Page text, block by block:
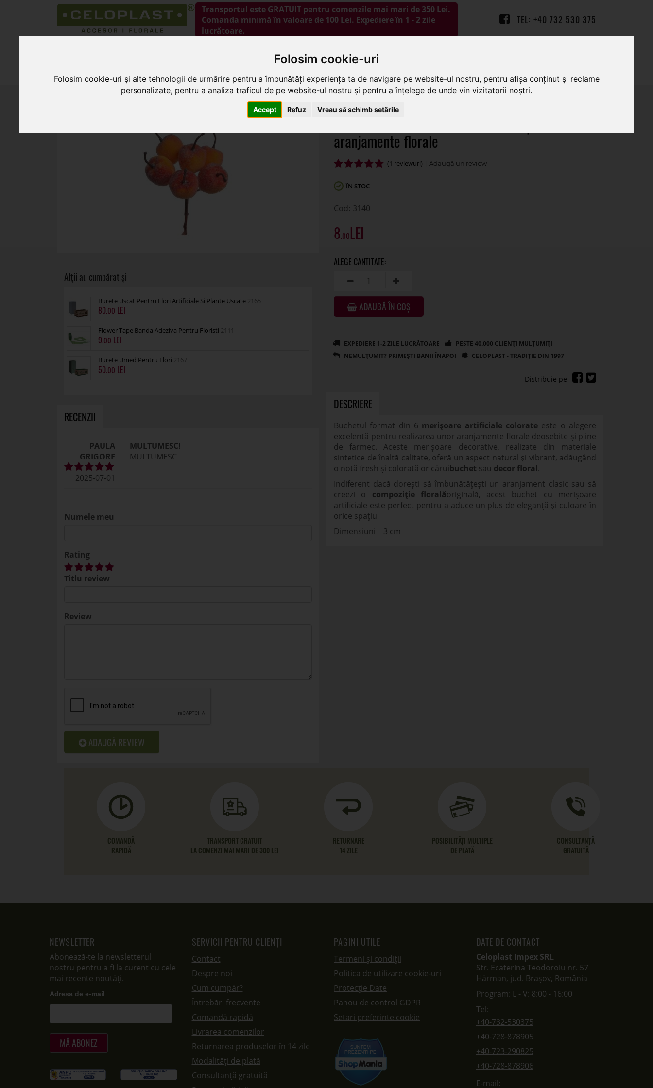
Folosim cookie-uri
Folosim cookie-uri și alte tehnologii de urmărire pentru a îmbunătăți experiența ta de navigare pe website-ul nostru, pentru afișa conținut și reclame
personalizate, pentru a analiza traficul de pe website-ul nostru și pentru a înțelege de unde vin vizitatorii noștri.
Accept Refuz Vreau să schimb setările
Transportul este GRATUIT pentru comenzile mai mari de 350 Lei.
Comanda minimă în valoare de 100 Lei. Expediere în 1 - 2 zile
lucrătoare.
TEL: +40 732 530 375
Flori artificiale » Buchet 6 merisoare artificiale color pentru aranjamente florale
Burete Uscat Pentru Flori Artificiale Si Plante Uscate 2165
80.00
Flower Tape Banda Adeziva Pentru Floristi 2111
9.00
Burete Umed Pentru Flori 2167
50.00
RECENZII
PAULA
GRIGORE
2025-07-01
MULTUMESC!
MULTUMESC
Numele meu
Rating
Titlu review
Review
ADAUGĂ REVIEW
aranjamente florale
(1 reviewuri) |
ÎN STOC
3140
8.00
ADAUGĂ ÎN COȘ
DESCRIERE
Buchetul format din 6 merișoare artificiale colorate este o alegere
excelentă pentru realizarea unor aranjamente florale deosebite și pline
de farmec. Aceste merișoare decorative, realizate din materiale
sintetice de înaltă calitate, oferă un aspect natural și vibrant, adăugând
o notă fresh și colorată oricărui buchet sau decor floral.
Indiferent dacă dorești să îmbunătățești un aranjament clasic sau să
creezi o compoziție floralăoriginală, acest buchet cu merișoare
artificiale este perfect pentru a aduce un plus de eleganță și culoare în
orice spațiu.
Dimensiuni 3 cm
COMANDĂ
RAPIDĂ
TRANSPORT GRATUIT
LA COMENZI MAI MARI DE 300 LEI
RETURNARE
14 ZILE
POSIBILITĂȚI MULTIPLE
DE PLATĂ
CONSULTANȚĂ
GRATUITĂ
NEWSLETTER
Abonează-te la newsletterul
nostru pentru a fi la curent cu cele
mai recente noutăți.
Adresa de e-mail
SERVICII PENTRU CLIENȚI
Contact
Despre noi
Cum cumpăr?
Întrebări frecvente
Comandă rapidă
Livrarea comenzilor
Returnarea produselor în 14 zile
Modalități de plată
Consultanță gratuită
PAGINI UTILE
Termeni și condiții
Politica de utilizare cookie-uri
Protecție Date
Panou de control GDPR
Setari preferinte cookie
DATE DE CONTACT
Celoplast Impex SRL
Str. Ecaterina Teodoroiu nr. 57
Hărman, jud. Brașov, România
Program: L - V: 8:00 - 16:00
Tel:
+40-732-530375
+40-728-878905
+40-723-290825
+40-728-878906
E-mail: